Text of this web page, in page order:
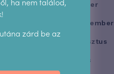
2020. október
2020. szeptember
2020. augusztus
2020. május
zárd be az